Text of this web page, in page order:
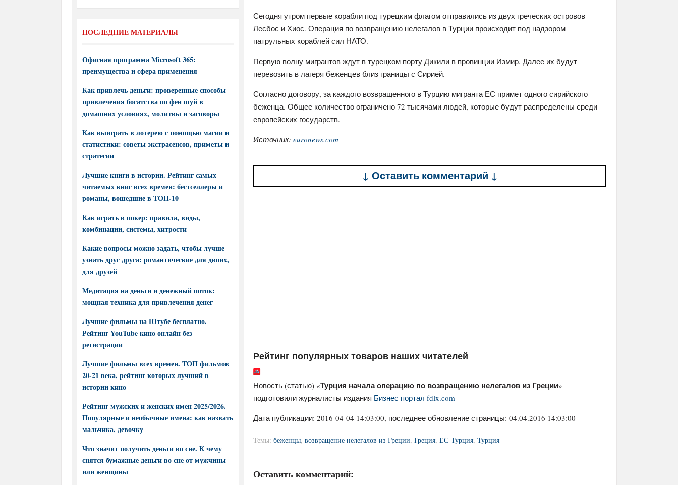
Сегодня утром первые корабли под турецким флагом отправились из двух греческих островов –
Лесбос и Хиос. Операция по возвращению нелегалов в Турции происходит под надзором
патрульных кораблей сил НАТО.
Первую волну мигрантов ждут в турецком порту Дикили в провинции Измир. Далее их будут
перевозить в лагеря беженцев близ границы с Сирией.
Согласно договору, за каждого возвращенного в Турцию мигранта ЕС примет одного сирийского
беженца. Общее количество ограничено 72 тысячами людей, которые будут распределены среди
европейских государств.
Источник: euronews.com
↓ Оставить комментарий ↓
Рейтинг популярных товаров наших читателей
Новость (статью) «Турция начала операцию по возвращению нелегалов из Греции»
подготовили журналисты издания Бизнес портал fdlx.com
Дата публикации: 2016-04-04 14:03:00, последнее обновление страницы: 04.04.2016 14:03:00
Темы: беженцы, возвращение нелегалов из Греции, Греция, ЕС-Турция, Турция
Оставить комментарий:
ПОСЛЕДНИЕ МАТЕРИАЛЫ
Офисная программа Microsoft 365:
преимущества и сфера применения
Как привлечь деньги: проверенные способы
привлечения богатства по фен шуй в
домашних условиях, молитвы и заговоры
Как выиграть в лотерею с помощью магии и
статистики: советы экстрасенсов, приметы и
стратегии
Лучшие книги в истории. Рейтинг самых
читаемых книг всех времен: бестселлеры и
романы, вошедшие в ТОП-10
Как играть в покер: правила, виды,
комбинации, системы, хитрости
Какие вопросы можно задать, чтобы лучше
узнать друг друга: романтические для двоих,
для друзей
Медитация на деньги и денежный поток:
мощная техника для привлечения денег
Лучшие фильмы на Ютубе бесплатно.
Рейтинг YouTube кино онлайн без
регистрации
Лучшие фильмы всех времен. ТОП фильмов
20-21 века, рейтинг которых лучший в
истории кино
Рейтинг мужских и женских имен 2025/2026.
Популярные и необычные имена: как назвать
мальчика, девочку
Что значит получить деньги во сне. К чему
снятся бумажные деньги во сне от мужчины
или женщины